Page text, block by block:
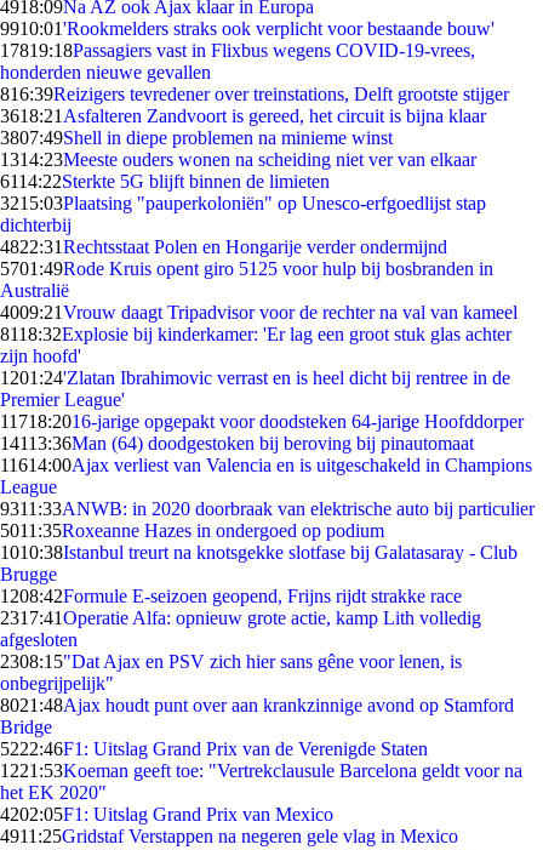
4918:09Na AZ ook Ajax klaar in Europa
9910:01'Rookmelders straks ook verplicht voor bestaande bouw'
17819:18Passagiers vast in Flixbus wegens COVID-19-vrees,
honderden nieuwe gevallen
816:39Reizigers tevredener over treinstations, Delft grootste stijger
3618:21 Asfalteren Zandvoort is gereed, het circuit is bijna klaar
3807:49Shell in diepe problemen na minieme winst
1314:23Meeste ouders wonen na scheiding niet ver van elkaar
6114:22Sterkte 5G blijft binnen de limieten
3215:03Plaatsing "pauperkoloniën" op Unesco-erfgoedlijst stap
dichterbij
4822:31Rechtsstaat Polen en Hongarije verder ondermijnd
5701:49Rode Kruis opent giro 5125 voor hulp bij bosbranden in
Australië
4009:21Vrouw daagt Tripadvisor voor de rechter na val van kameel
8118:32Explosie bij kinderkamer: 'Er lag een groot stuk glas achter
zijn hoofd'
1201:24'Zlatan Ibrahimovic verrast en is heel dicht bij rentree in de
Premier League'
11718:2016-jarige opgepakt voor doodsteken 64-jarige Hoofddorper
14113:36Man (64) doodgestoken bij beroving bij pinautomaat
11614:00Ajax verliest van Valencia en is uitgeschakeld in Champions
League
9311:33ANWB: in 2020 doorbraak van elektrische auto bij particulier
5011:35Roxeanne Hazes in ondergoed op podium
1010:38Istanbul treurt na knotsgekke slotfase bij Galatasaray - Club
Brugge
1208:42Formule E-seizoen geopend, Frijns rijdt strakke race
2317:41Operatie Alfa: opnieuw grote actie, kamp Lith volledig
afgesloten
2308:15"Dat Ajax en PSV zich hier sans gêne voor lenen, is
onbegrijpelijk"
8021:48Ajax houdt punt over aan krankzinnige avond op Stamford
Bridge
5222:46F1: Uitslag Grand Prix van de Verenigde Staten
1221:53Koeman geeft toe: "Vertrekclausule Barcelona geldt voor na
het EK 2020"
4202:05F1: Uitslag Grand Prix van Mexico
4911:25Gridstaf Verstappen na negeren gele vlag in Mexico